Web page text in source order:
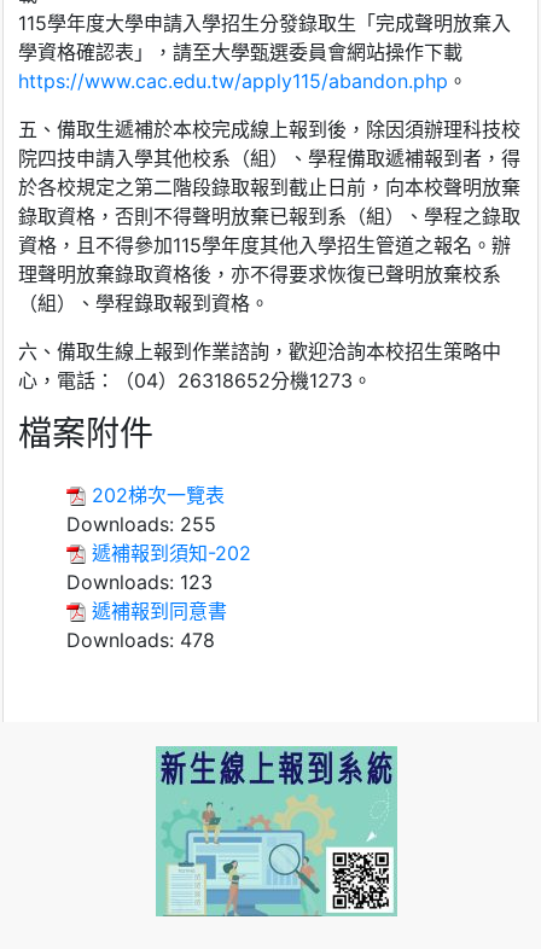
115學年度大學申請入學招生分發錄取生「完成聲明放棄入
學資格確認表」，請至大學甄選委員會網站操作下載
https://www.cac.edu.tw/apply115/abandon.php 。
五、備取生遞補於本校完成線上報到後，除因須辦理科技校
院四技申請入學其他校系（組）、學程備取遞補報到者，得
於各校規定之第二階段錄取報到截止日前，向本校聲明放棄
錄取資格，否則不得聲明放棄已報到系（組）、學程之錄取
資格，且不得參加115學年度其他入學招生管道之報名。辦
理聲明放棄錄取資格後，亦不得要求恢復已聲明放棄校系
（組）、學程錄取報到資格。
六、備取生線上報到作業諮詢，歡迎洽詢本校招生策略中
心，電話：（04）26318652分機1273。
檔案附件
202梯次一覽表
Downloads: 255
遞補報到須知-202
Downloads: 123
遞補報到同意書
Downloads: 478